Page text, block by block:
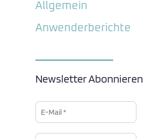
Allgemein
Anwenderberichte
Newsletter Abonnieren